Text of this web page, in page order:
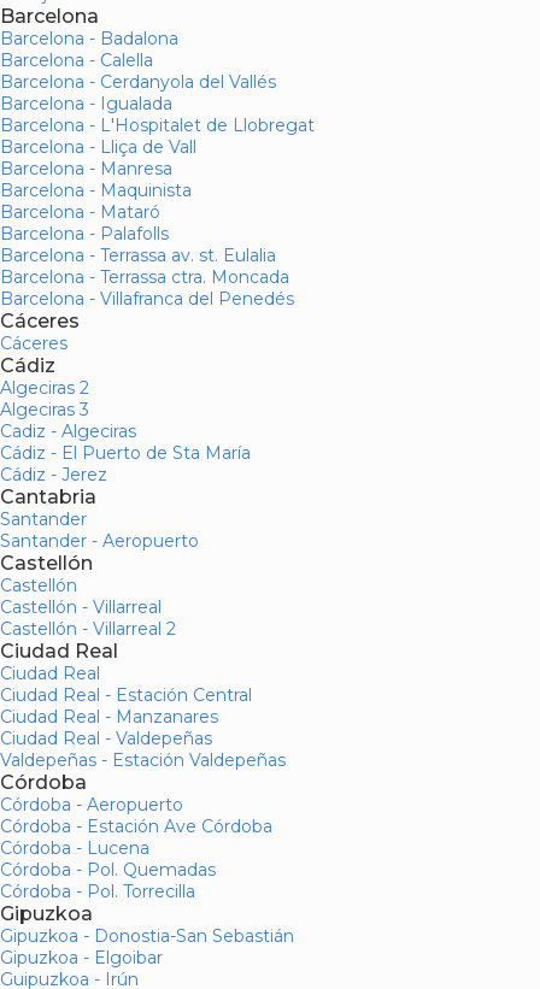
Barcelona
Barcelona - Badalona
Barcelona - Calella
Barcelona - Cerdanyola del Vallés
Barcelona - Igualada
Barcelona - L'Hospitalet de Llobregat
Barcelona - Lliça de Vall
Barcelona - Manresa
Barcelona - Maquinista
Barcelona - Mataró
Barcelona - Palafolls
Barcelona - Terrassa av. st. Eulalia
Barcelona - Terrassa ctra. Moncada
Barcelona - Villafranca del Penedés
Cáceres
Cáceres
Cádiz
Algeciras 2
Algeciras 3
Cadiz - Algeciras
Cádiz - El Puerto de Sta María
Cádiz - Jerez
Cantabria
Santander
Santander - Aeropuerto
Castellón
Castellón
Castellón - Villarreal
Castellón - Villarreal 2
Ciudad Real
Ciudad Real
Ciudad Real - Estación Central
Ciudad Real - Manzanares
Ciudad Real - Valdepeñas
Valdepeñas - Estación Valdepeñas
Córdoba
Córdoba - Aeropuerto
Córdoba - Estación Ave Córdoba
Córdoba - Lucena
Córdoba - Pol. Quemadas
Córdoba - Pol. Torrecilla
Gipuzkoa
Gipuzkoa - Donostia-San Sebastián
Gipuzkoa - Elgoibar
Guipuzkoa - Irún